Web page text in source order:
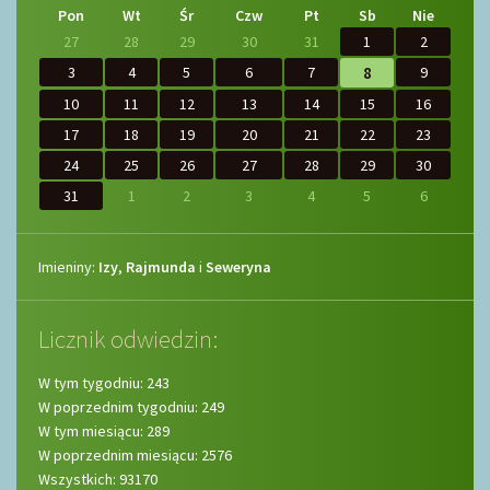
wcześniej
wcześniej
później
Pon Wt Śr Czw Pt Sb
Nie
27
28 29 30 31 1
2
3
4 5 6 7 8
9
10
11 12 13 14 15
16
17
18 19 20 21 22
23
24
25 26 27 28 29
30
31
1 2 3 4 5 6
Imieniny
Imieniny: Izy, Rajmunda i Seweryna
Licznik odwiedzin:
W tym tygodniu: 243
W poprzednim tygodniu: 249
W tym miesiącu: 289
W poprzednim miesiącu: 2576
Wszystkich: 93170